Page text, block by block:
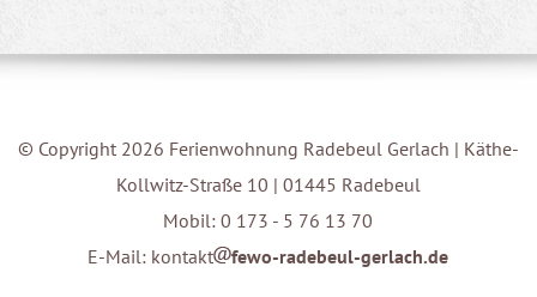
© Copyright 2026 Ferienwohnung Radebeul Gerlach | Käthe-
Kollwitz-Straße 10 | 01445 Radebeul
Mobil: 0 173 - 5 76 13 70
E-Mail: kontakt
fewo-radebeul-gerlach.de